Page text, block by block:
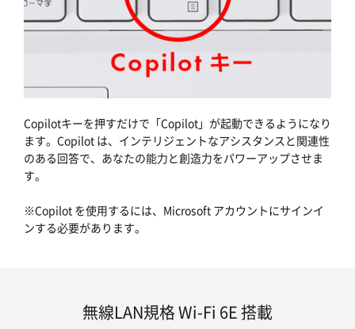
Copilotキーを押すだけで「Copilot」が起動できるようになり
ます。Copilot は、インテリジェントなアシスタンスと関連性
のある回答で、あなたの能力と創造力をパワーアップさせま
す。
※Copilot を使用するには、Microsoft アカウントにサインイ
ンする必要があります。
無線LAN規格 Wi-Fi 6E 搭載